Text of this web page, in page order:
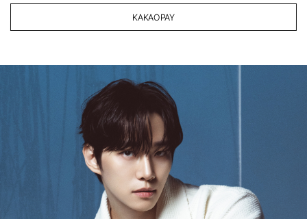
- 네이버페이 교환&반품시 기본 발송지(물류센터)와 회수지(매장)가 다를수 있으니 자동수거 접
(단, 수령 후 7일 이내에 신청해주셔야 합니다.)
- 이미 배송을 시작한 후, 혹은 상품 수령 후 고객의 변심에 의해 반품 또는 교환 시에는 왕복 택배
본사물류센터 또는 전국매장에서 발송이 되므로,발송되어진 주소로 반송하여 주시면 됩니다.
1. 받으신 택배사로 전화 후 송장번호 입력하여 반송 접수.
2. 공식몰 & 네이버페이에 로그인하셔서, 교환 or 반품 접수.
3. 상품 포장 후 왕복 배송비 (6,000원) 동봉 혹은 본사몰 계좌입금 후,
기사님 방문 시 상품 전달(착불) - 상품 불량, 오배송일 경우 동봉 X, 착불
4. 매장&물류센터 상품 도착 후 교환, 반품 처리 (교환일 경우 상품 확인 후 재발송)
교환, 환불이 불가한 경우 / LIMITATION